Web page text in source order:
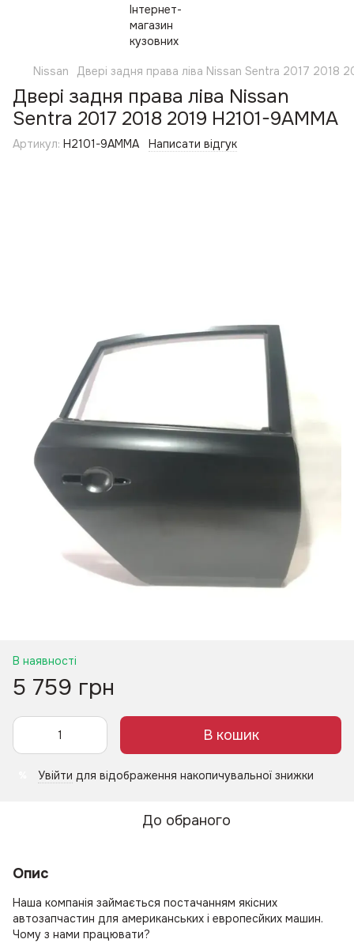
Nissan Двері задня права ліва Nissan Sentra 2017 2018
Двері задня права ліва Nissan
Sentra 2017 2018 2019 H2101-9AMMA
Артикул: H2101-9AMMA Написати відгук
В наявності
5 759 грн
В кошик
Увійти для відображення накопичувальної знижки
До обраного
Опис
Наша компанія займається постачанням якісних
автозапчастин для американських і европесйких машин.
Чому з нами працювати?